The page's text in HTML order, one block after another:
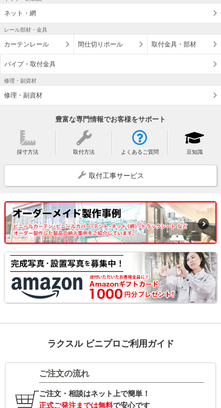
ネット・網
レール部材・金具
カーテンレール 間仕切りポール 取付金具・部材
パイプ・取付金具
修理・副資材
修理・副資材
豊富な専門情報でお客様をサポート
採寸方法 取付方法 よくあるご質問 豆知識
取付工事サービス
ラクスル ビニプロご利用ガイド
ご注文の流れ
ご注文・相談はネット上で簡単！
正式ご発注までは無料で安心です